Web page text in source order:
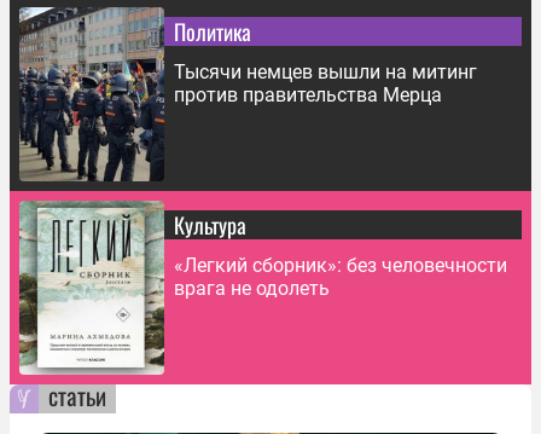
Политика
Тысячи немцев вышли на митинг
против правительства Мерца
Культура
«Легкий сборник»: без человечности
врага не одолеть
статьи